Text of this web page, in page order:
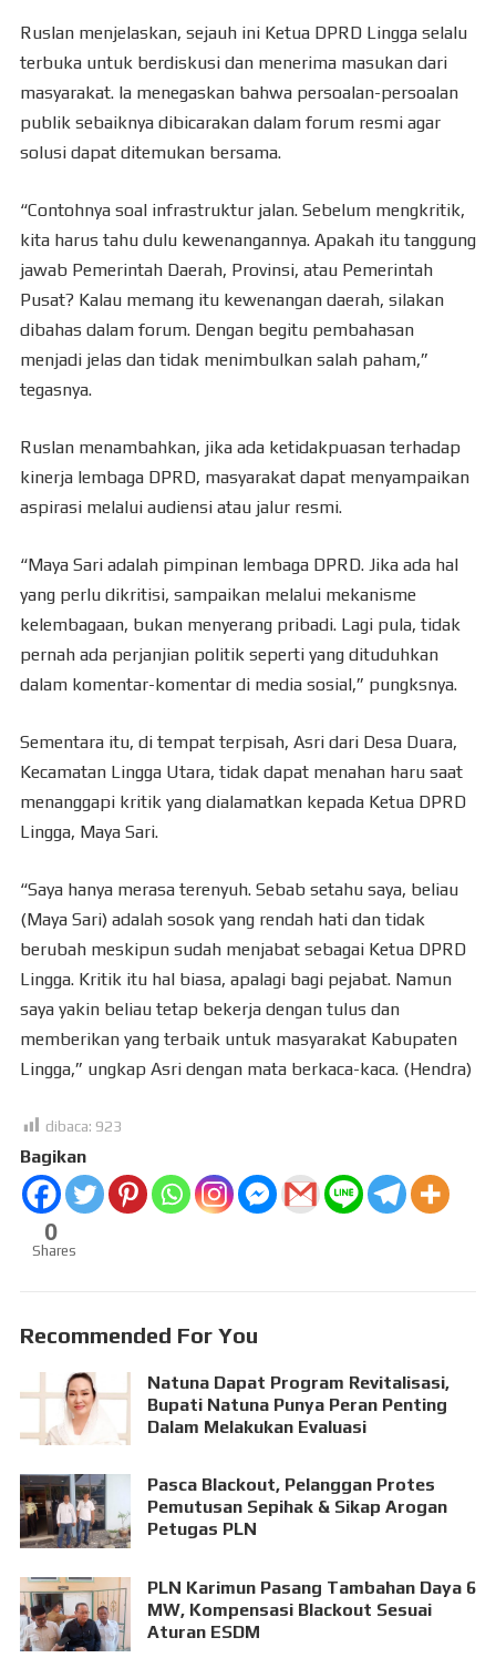
Ruslan menjelaskan, sejauh ini Ketua DPRD Lingga selalu
terbuka untuk berdiskusi dan menerima masukan dari
masyarakat. Ia menegaskan bahwa persoalan-persoalan
publik sebaiknya dibicarakan dalam forum resmi agar
solusi dapat ditemukan bersama.
“Contohnya soal infrastruktur jalan. Sebelum mengkritik,
kita harus tahu dulu kewenangannya. Apakah itu tanggung
jawab Pemerintah Daerah, Provinsi, atau Pemerintah
Pusat? Kalau memang itu kewenangan daerah, silakan
dibahas dalam forum. Dengan begitu pembahasan
menjadi jelas dan tidak menimbulkan salah paham,”
tegasnya.
Ruslan menambahkan, jika ada ketidakpuasan terhadap
kinerja lembaga DPRD, masyarakat dapat menyampaikan
aspirasi melalui audiensi atau jalur resmi.
“Maya Sari adalah pimpinan lembaga DPRD. Jika ada hal
yang perlu dikritisi, sampaikan melalui mekanisme
kelembagaan, bukan menyerang pribadi. Lagi pula, tidak
pernah ada perjanjian politik seperti yang dituduhkan
dalam komentar-komentar di media sosial,” pungksnya.
Sementara itu, di tempat terpisah, Asri dari Desa Duara,
Kecamatan Lingga Utara, tidak dapat menahan haru saat
menanggapi kritik yang dialamatkan kepada Ketua DPRD
Lingga, Maya Sari.
“Saya hanya merasa terenyuh. Sebab setahu saya, beliau
(Maya Sari) adalah sosok yang rendah hati dan tidak
berubah meskipun sudah menjabat sebagai Ketua DPRD
Lingga. Kritik itu hal biasa, apalagi bagi pejabat. Namun
saya yakin beliau tetap bekerja dengan tulus dan
memberikan yang terbaik untuk masyarakat Kabupaten
Lingga,” ungkap Asri dengan mata berkaca-kaca. (Hendra)
dibaca: 923
Bagikan
0
Shares
Recommended For You
Natuna Dapat Program Revitalisasi,
Bupati Natuna Punya Peran Penting
Dalam Melakukan Evaluasi
Pasca Blackout, Pelanggan Protes
Pemutusan Sepihak & Sikap Arogan
Petugas PLN
PLN Karimun Pasang Tambahan Daya 6
MW, Kompensasi Blackout Sesuai
Aturan ESDM